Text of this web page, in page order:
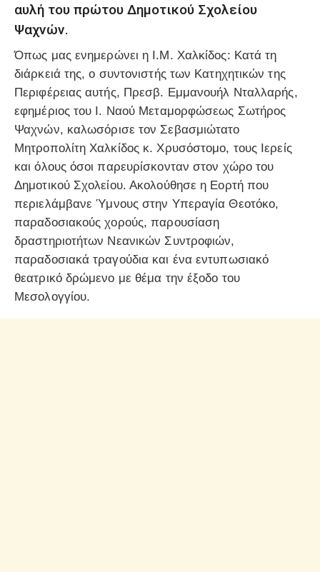
αυλή του πρώτου Δημοτικού Σχολείου
Ψαχνών.
Όπως μας ενημερώνει η Ι.Μ. Χαλκίδος: Κατά τη
διάρκειά της, ο συντονιστής των Κατηχητικών της
Περιφέρειας αυτής, Πρεσβ. Εμμανουήλ Νταλλαρής,
εφημέριος του Ι. Ναού Μεταμορφώσεως Σωτήρος
Ψαχνών, καλωσόρισε τον Σεβασμιώτατο
Μητροπολίτη Χαλκίδος κ. Χρυσόστομο, τους Ιερείς
και όλους όσοι παρευρίσκονταν στον χώρο του
Δημοτικού Σχολείου. Ακολούθησε η Εορτή που
περιελάμβανε Ύμνους στην Υπεραγία Θεοτόκο,
παραδοσιακούς χορούς, παρουσίαση
δραστηριοτήτων Νεανικών Συντροφιών,
παραδοσιακά τραγούδια και ένα εντυπωσιακό
θεατρικό δρώμενο με θέμα την έξοδο του
Μεσολογγίου.